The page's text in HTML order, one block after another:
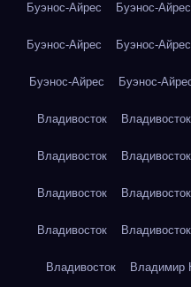
Буэнос-Айрес Буэнос-Айрес
Буэнос-Айрес Буэнос-Айрес
Буэнос-Айрес Буэнос-
Владивосток Владивосток
Владивосток Владивосток
Владивосток Владивосток
Владивосток Владивосток
Владивосток Владимир